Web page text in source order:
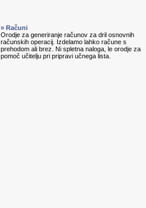
» Računi
Orodje za generiranje računov za dril osnovnih
računskih operacij. Izdelamo lahko račune s
prehodom ali brez. Ni spletna naloga, le orodje za
pomoč učitelju pri pripravi učnega lista.